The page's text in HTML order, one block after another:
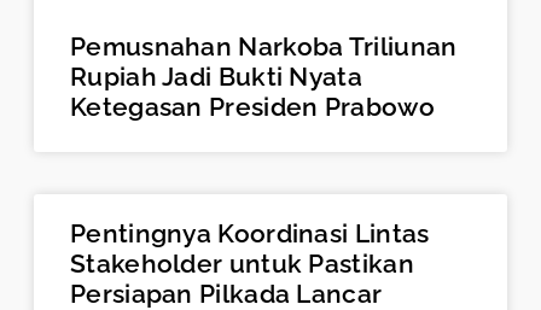
Pemusnahan Narkoba Triliunan
Rupiah Jadi Bukti Nyata
Ketegasan Presiden Prabowo
Pentingnya Koordinasi Lintas
Stakeholder untuk Pastikan
Persiapan Pilkada Lancar